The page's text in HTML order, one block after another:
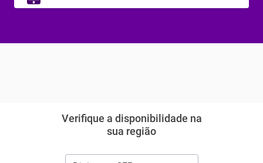
Verifique a disponibilidade na
sua região